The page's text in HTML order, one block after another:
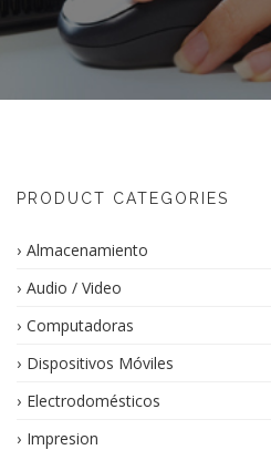
PRODUCT CATEGORIES
Almacenamiento
Audio / Video
Computadoras
Dispositivos Móviles
Electrodomésticos
Impresion